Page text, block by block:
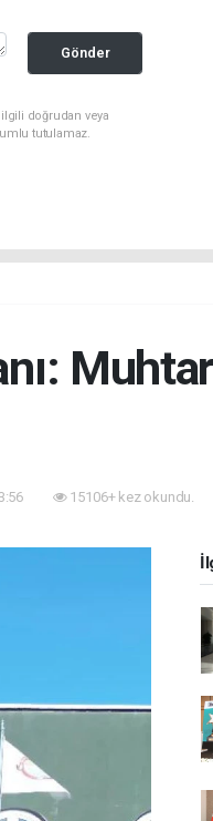
Gönder
doğrudan veya
tutulamaz.
15106+ kez okundu.